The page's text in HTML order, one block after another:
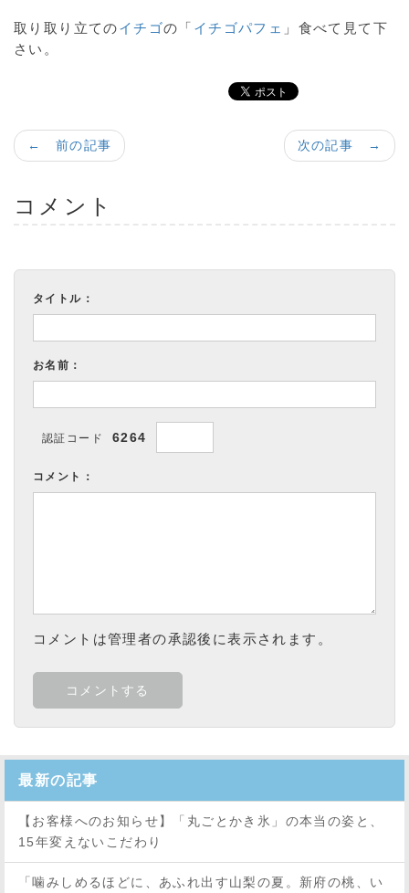
取り取り立てのイチゴの「 イチゴパフェ 」食べて見て下
さい。
次の記事 →
← 前の記事
コメント
タイトル：
お名前：
認証コード 6264
コメント：
コメントは管理者の承認後に表示されます。
最新の記事
【お客様へのお知らせ】「丸ごとかき氷」の本当の姿と、
15年変えないこだわり
「噛みしめるほどに、あふれ出す山梨の夏。新府の桃、い